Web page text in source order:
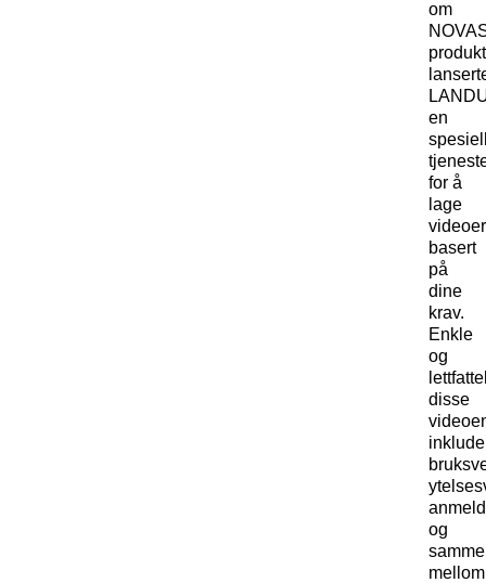
om
en
for å
lage
videoer
basert
på
dine
krav.
Enkle
og
disse
og
mellom